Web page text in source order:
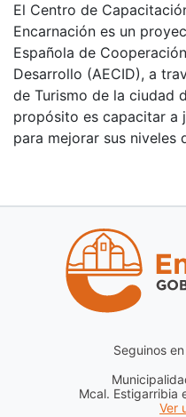
El Centro de
Encarnación es un
Española de
Desarrollo (AECID), a
de Turismo de la ciudad
propósito es capacitar a
para mejorar sus niveles
Seguinos en
Mcal. Estigarribia
Ver